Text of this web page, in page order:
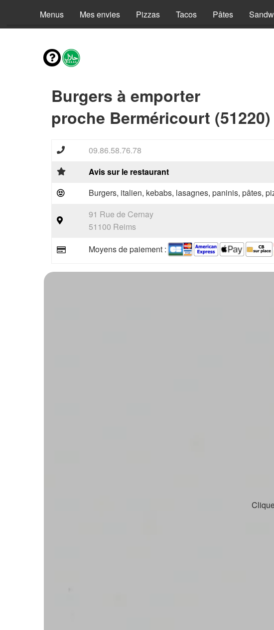
Menus Mes envies Pizzas Tacos Pâtes
Burgers à emporter
proche Berméricourt (51220)
09.86.58.76.78
Avis sur le restaurant
Burgers, italien, kebabs, lasagnes, paninis, pâtes,
91 Rue de Cernay
51100 Reims
Moyens de paiement :